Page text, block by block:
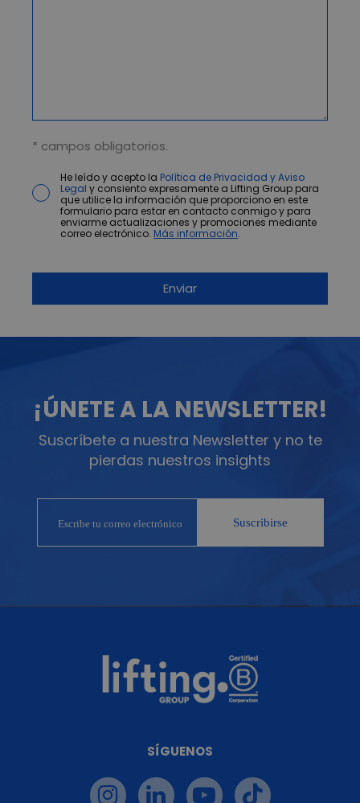
* campos obligatorios.
He leído y acepto la Política de Privacidad y Aviso
Legaly consiento expresamente a Lifting Group para
que utilice la información que proporciono en este
formulario para estar en contacto conmigo y para
enviarme actualizaciones y promociones mediante
correo electrónico.Más información.
¡ÚNETE A LA NEWSLETTER!
Suscríbete a nuestra Newsletter y no te
pierdas nuestros insights
SÍGUENOS